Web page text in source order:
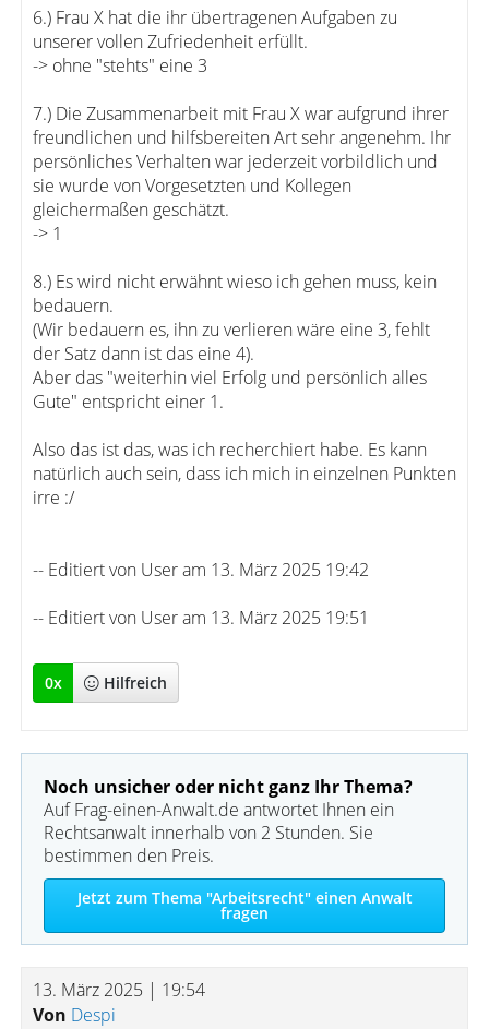
6.) Frau X hat die ihr übertragenen Aufgaben zu
unserer vollen Zufriedenheit erfüllt.
-> ohne "stehts" eine 3
7.) Die Zusammenarbeit mit Frau X war aufgrund ihrer
freundlichen und hilfsbereiten Art sehr angenehm. Ihr
persönliches Verhalten war jederzeit vorbildlich und
sie wurde von Vorgesetzten und Kollegen
gleichermaßen geschätzt.
-> 1
8.) Es wird nicht erwähnt wieso ich gehen muss, kein
bedauern.
(Wir bedauern es, ihn zu verlieren wäre eine 3, fehlt
der Satz dann ist das eine 4).
Aber das "weiterhin viel Erfolg und persönlich alles
Gute" entspricht einer 1.
Also das ist das, was ich recherchiert habe. Es kann
natürlich auch sein, dass ich mich in einzelnen Punkten
irre :/
-- Editiert von User am 13. März 2025 19:42
-- Editiert von User am 13. März 2025 19:51
0x Hilfreich
Noch unsicher oder nicht ganz Ihr Thema?
Auf Frag-einen-Anwalt.de antwortet Ihnen ein
Rechtsanwalt innerhalb von 2 Stunden. Sie
bestimmen den Preis.
Jetzt zum Thema "Arbeitsrecht" einen Anwalt
fragen
13. März 2025 | 19:54
Von Despi